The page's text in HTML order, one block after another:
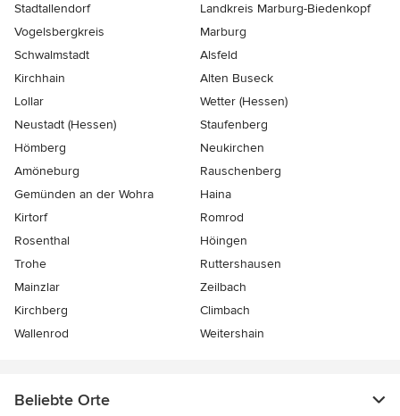
Stadtallendorf
Landkreis Marburg-Biedenkopf
Vogelsbergkreis
Marburg
Schwalmstadt
Alsfeld
Kirchhain
Alten Buseck
Lollar
Wetter (Hessen)
Neustadt (Hessen)
Staufenberg
Hömberg
Neukirchen
Amöneburg
Rauschenberg
Gemünden an der Wohra
Haina
Kirtorf
Romrod
Rosenthal
Höingen
Trohe
Ruttershausen
Mainzlar
Zeilbach
Kirchberg
Climbach
Wallenrod
Weitershain
Beliebte Orte